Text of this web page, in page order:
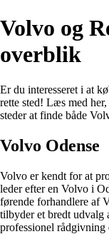
Volvo og
overblik
Er du interesseret i at
rette sted! Læs med
steder at finde både
Volvo Odense
Volvo er kendt for at
leder efter en Volvo i
førende forhandlere af
tilbyder et bredt udvalg
professionel